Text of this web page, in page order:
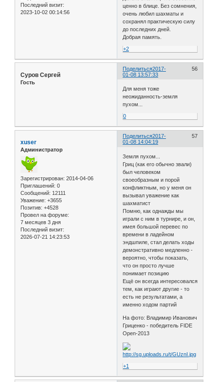
Последний визит:
2023-10-02 00:14:56
ценно в блице. Без сомнения,
очень любил шахматы и
сохранял практическую силу
до последних дней.
Добрая память.
+2
Поделиться 56
2017-
01-08 13:57:33
Суров Сергей
Гость
Для меня тоже
неожиданность-земля
пухом...
0
Поделиться 57
2017-
01-08 14:04:19
xuser
Администратор
Зарегистрирован: 2014-04-06
Приглашений: 0
Сообщений: 12111
Уважение: +3655
Позитив: +4528
Провел на форуме:
7 месяцев 3 дня
Последний визит:
2026-07-21 14:23:53
Земля пухом...
Гриц (как его обычно звали)
был человеком
своеобразным и порой
конфликтным, но у меня он
вызывал уважение как
шахматист
Помню, как однажды мы
играли с ним в турнире, и он,
имея большой перевес по
времени в ладейном
эндшпиле, стал делать ходы
демонстративно медленно -
вероятно, чтобы показать,
что он просто лучше
понимает позицию
Ещё он всегда интересовался
тем, как играют другие - то
есть не результатами, а
именно ходом партий
На фото: Владимир Иванович
Гриценко - победитель FIDE
Open-2013
+1